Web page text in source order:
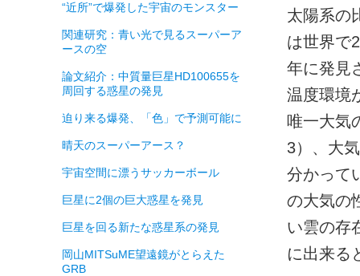
太陽系の
は世界で
年に発見
温度環境
唯一大気
3）、大
分かって
の大気の
い雲の存
に出来る
“近所”で爆発した宇宙のモンスター
関連研究：青い光で見るスーパーア
ースの空
論文紹介：中質量巨星HD100655を
周回する惑星の発見
迫り来る爆発、「色」で予測可能に
晴天のスーパーアース？
宇宙空間に漂うサッカーボール
巨星に2個の巨大惑星を発見
巨星を回る新たな惑星系の発見
岡山MITSuME望遠鏡がとらえた
GRB